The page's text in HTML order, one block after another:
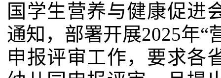
国学生营养与健康促进
通知，部署开展2025年“
申报评审工作，要求各